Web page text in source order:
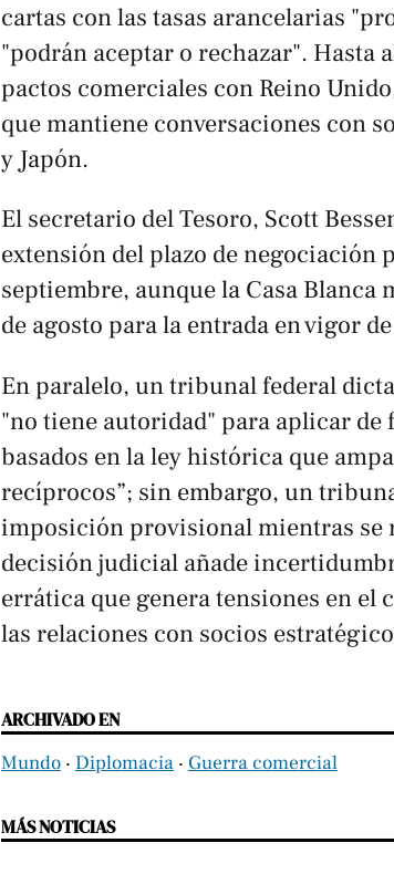
cartas con las tasas arancelarias
"podrán aceptar o rechazar". Hasta
pactos comerciales con Reino
que mantiene conversaciones con
y Japón.
El secretario del Tesoro, Scott
extensión del plazo de negociación
septiembre, aunque la Casa Blanca
de agosto para la entrada en vigor
En paralelo, un tribunal federal
"no tiene autoridad" para aplicar
basados en la ley histórica que
recíprocos”; sin embargo, un
imposición provisional mientras se
decisión judicial añade
errática que genera tensiones en
las relaciones con socios
ARCHIVADO EN
Mundo ‧ Diplomacia ‧ Guerra comercial
MÁS NOTICIAS